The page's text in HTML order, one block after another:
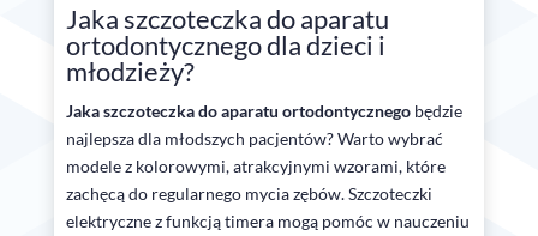
Jaka szczoteczka do aparatu
ortodontycznego dla dzieci i
młodzieży?
Jaka szczoteczka do aparatu ortodontycznegobędzie
najlepsza dla młodszych pacjentów? Warto wybrać
modele z kolorowymi, atrakcyjnymi wzorami, które
zachęcą do regularnego mycia zębów. Szczoteczki
elektryczne z funkcją timera mogą pomóc w nauczeniu